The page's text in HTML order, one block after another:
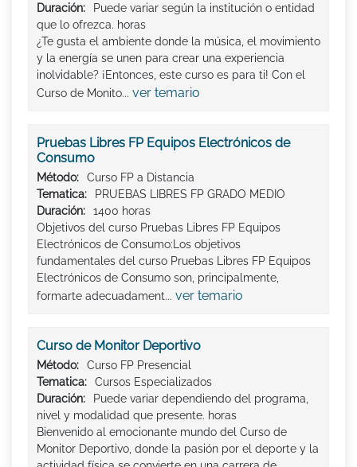
Duración:
Puede variar según la institución o entidad
que lo ofrezca. horas
¿Te gusta el ambiente donde la música, el movimiento
y la energía se unen para crear una experiencia
inolvidable? ¡Entonces, este curso es para ti! Con el
Curso de Monito... ver temario
Pruebas Libres FP Equipos Electrónicos de
Consumo
Método:
Curso FP a Distancia
Tematica:
PRUEBAS LIBRES FP GRADO MEDIO
Duración:
1400 horas
Objetivos del curso Pruebas Libres FP Equipos
Electrónicos de Consumo:Los objetivos
fundamentales del curso Pruebas Libres FP Equipos
Electrónicos de Consumo son, principalmente,
formarte adecuadament... ver temario
Curso de Monitor Deportivo
Método:
Curso FP Presencial
Tematica:
Cursos Especializados
Duración:
Puede variar dependiendo del programa,
nivel y modalidad que presente. horas
Bienvenido al emocionante mundo del Curso de
Monitor Deportivo, donde la pasión por el deporte y la